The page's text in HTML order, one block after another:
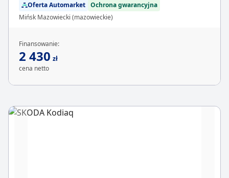
Oferta Automarket Ochrona gwarancyjna
Mińsk Mazowiecki (mazowieckie)
Finansowanie:
2 430 zł
cena netto